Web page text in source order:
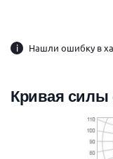
i Нашли ошибку в
Кривая силы